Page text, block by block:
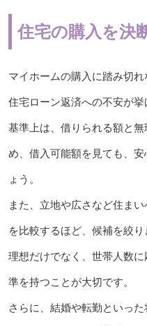
住宅の購入を決
マイホームの購入に踏み切
住宅ローン返済への不安が挙
基準上は、借りられる額と
め、借入可能額を見ても、
ょう。
また、立地や広さなど住ま
を比較するほど、候補を絞り
理想だけでなく、世帯人数
準を持つことが大切です。
さらに、結婚や転勤といっ